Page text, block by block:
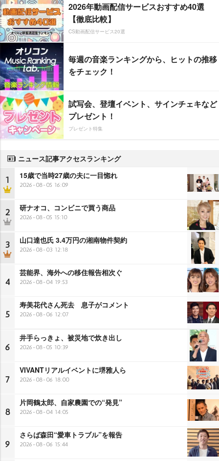
2026年動画配信サービスおすすめ40選
【徹底比較】
CS動画配信サービス20選
毎週の音楽ランキングから、ヒットの推移
をチェック！
試写会、登壇イベント、サインチェキなど
プレゼント！
プレゼント特集
ニュース記事アクセスランキング
1 15歳で当時27歳の夫に一目惚れ
2026-08-05 16:09
2 研ナオコ、コンビニで買う商品
2026-08-05 15:10
3 山口達也氏 3.4万円の湘南物件契約
2026-08-03 12:18
4
芸能界、海外への移住報告相次ぐ
2026-08-04 19:53
5
寿美花代さん死去 息子がコメント
2026-08-06 12:07
6
井手らっきょ、被災地で炊き出し
2026-08-05 10:39
7
VIVANTリアルイベントに堺雅人ら
2026-08-06 18:00
8
片岡鶴太郎、自家農園での“発見”
2026-08-04 14:05
9
さらば森田“愛車トラブル”を報告
2026-08-06 15:44